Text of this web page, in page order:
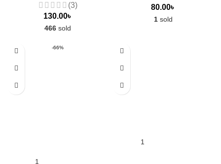
(3)
130.00৳
466 sold
80.00৳
1 sold
-66%